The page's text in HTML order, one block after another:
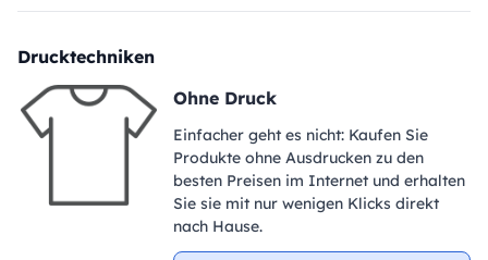
Drucktechniken
Ohne Druck
Einfacher geht es nicht: Kaufen Sie
Produkte ohne Ausdrucken zu den
besten Preisen im Internet und erhalten
Sie sie mit nur wenigen Klicks direkt
nach Hause.